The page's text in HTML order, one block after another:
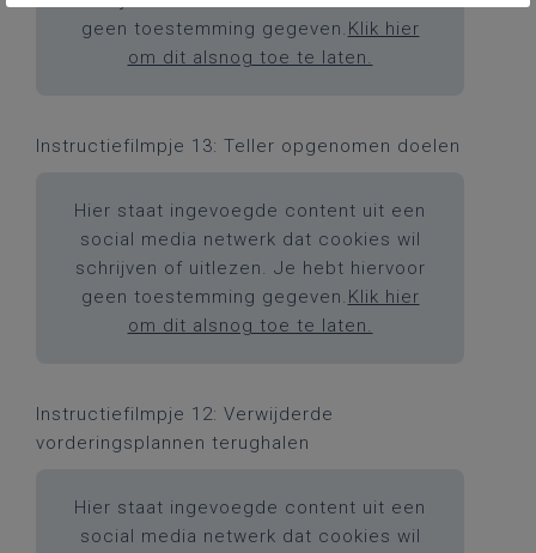
geen toestemming gegeven. Klik hier
om dit alsnog toe te laten.
Instructiefilmpje 13: Teller opgenomen doelen
Hier staat ingevoegde content uit een
social media netwerk dat cookies wil
schrijven of uitlezen. Je hebt hiervoor
geen toestemming gegeven. Klik hier
om dit alsnog toe te laten.
Instructiefilmpje 12: Verwijderde
vorderingsplannen terughalen
Hier staat ingevoegde content uit een
social media netwerk dat cookies wil